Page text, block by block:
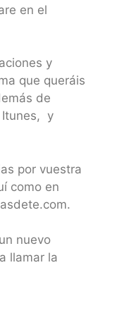
en el
y
que queráis
de
Itunes, y
por vuestra
como en
nuevo
llamar la